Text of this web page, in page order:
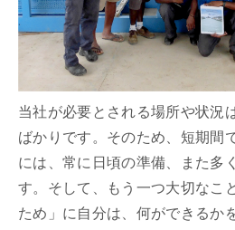
当社が必要とされる場所や状況
ばかりです。そのため、短期間
には、常に日頃の準備、また多
す。そして、もう一つ大切なこ
ため」に自分は、何ができるか